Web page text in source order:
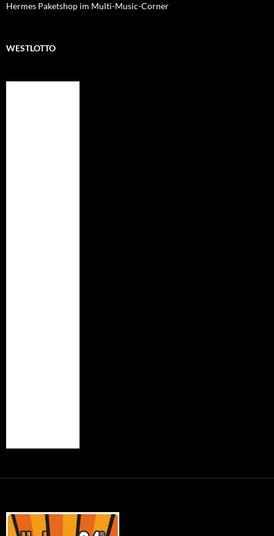
Hermes Paketshop im Multi-Music-Corner
WESTLOTTO